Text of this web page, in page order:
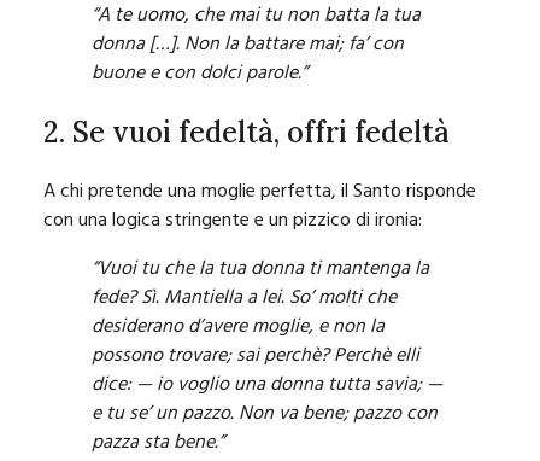
“A te uomo, che mai tu non batta la tua
donna […]. Non la battare mai; fa’ con
buone e con dolci parole.”
2. Se vuoi fedeltà, offri fedeltà
A chi pretende una moglie perfetta, il Santo risponde
con una logica stringente e un pizzico di ironia:
“Vuoi tu che la tua donna ti mantenga la
fede? Sì. Mantiella a lei. So’ molti che
desiderano d’avere moglie, e non la
possono trovare; sai perchè? Perchè elli
dice: — io voglio una donna tutta savia; —
e tu se’ un pazzo. Non va bene; pazzo con
pazza sta bene.”